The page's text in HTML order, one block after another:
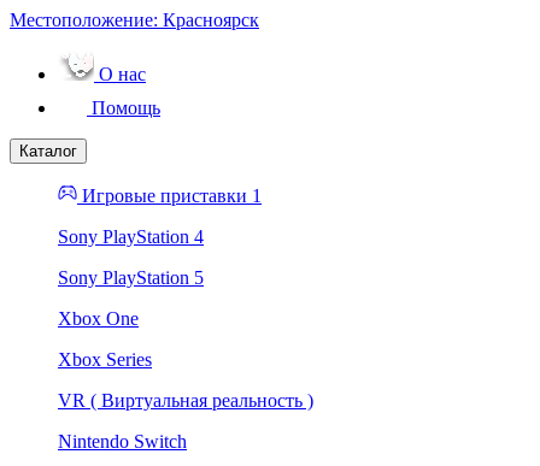
Местоположение: Красноярск
О нас
Помощь
Каталог
Игровые приставки 1
Sony PlayStation 4
Sony PlayStation 5
Xbox One
Xbox Series
VR ( Виртуальная реальность )
Nintendo Switch